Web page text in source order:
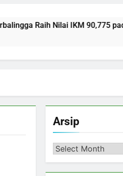
Nilai IKM 90,775 pada
Arsip
Arsip